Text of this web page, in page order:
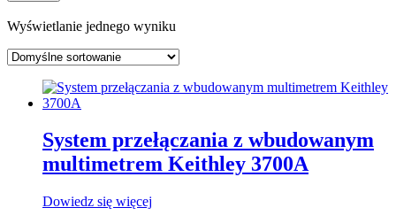
Wyświetlanie jednego wyniku
System przełączania z wbudowanym
multimetrem Keithley 3700A
Dowiedz się więcej